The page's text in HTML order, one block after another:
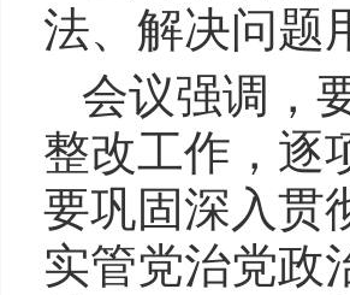
法、解决问题
会议强调，
整改工作，逐
要巩固深入贯
实管党治党政